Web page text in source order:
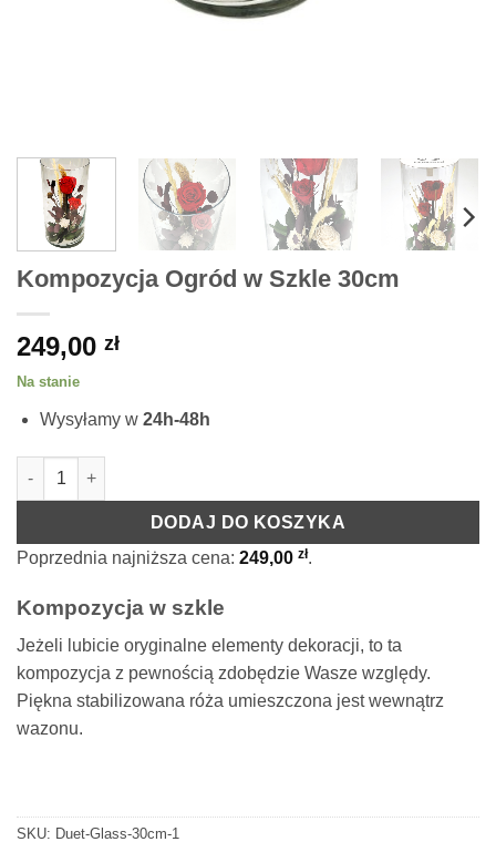
Kompozycja Ogród w Szkle 30cm
249,00 zł
Na stanie
Wysyłamy w 24h-48h
ilość Kompozycja Ogród w Szkle 30cm
DODAJ DO KOSZYKA
Poprzednia najniższa cena: 249,00 zł.
Kompozycja w szkle
Jeżeli lubicie oryginalne elementy dekoracji, to ta
kompozycja z pewnością zdobędzie Wasze względy.
Piękna stabilizowana róża umieszczona jest wewnątrz
wazonu.
SKU: Duet-Glass-30cm-1